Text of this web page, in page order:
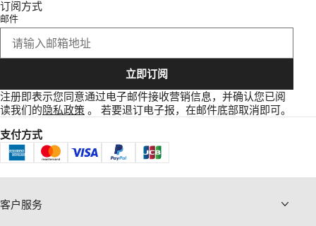
订阅方式
邮件
立即订阅
注册即表示您同意通过电子邮件接收营销信息，并确认您已阅
读我们的 隐私政策 。 若要退订电子报，在邮件底部取消即可。
支付方式
客户服务